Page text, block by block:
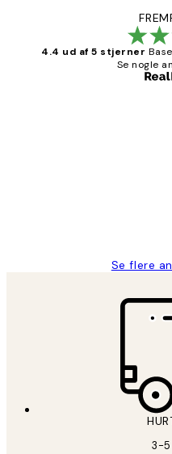
4.4 ud af 5 stjerner
Se nogle
Se flere
3-